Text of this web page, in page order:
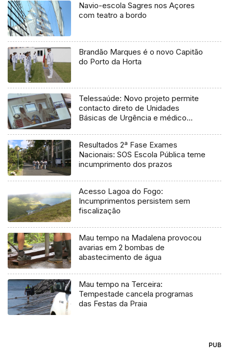
Navio-escola Sagres nos Açores
com teatro a bordo
Brandão Marques é o novo Capitão
do Porto da Horta
Telessaúde: Novo projeto permite
contacto direto de Unidades
Básicas de Urgência e médico
Resultados 2ª Fase Exames
Nacionais: SOS Escola Pública teme
incumprimento dos prazos
Acesso Lagoa do Fogo:
Incumprimentos persistem sem
fiscalização
Mau tempo na Madalena provocou
avarias em 2 bombas de
abastecimento de água
Mau tempo na Terceira:
Tempestade cancela programas
das Festas da Praia
PUB